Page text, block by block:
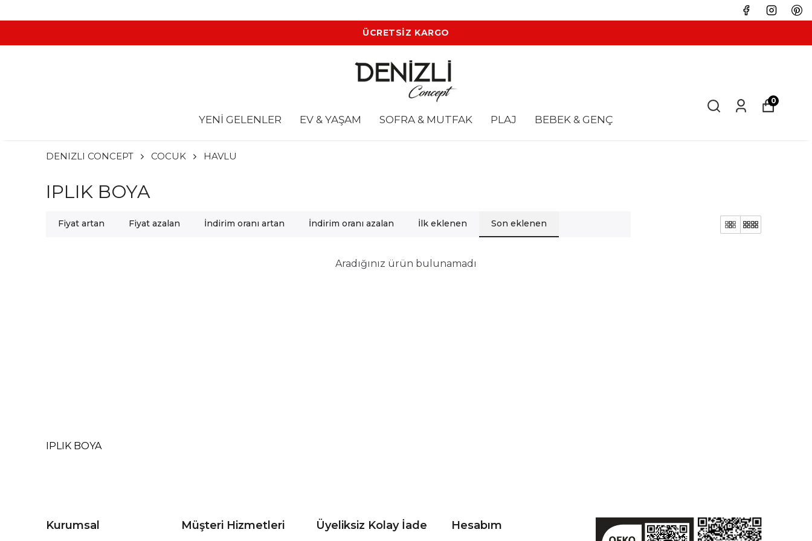
ÜCRETSİZ KARGO
YENİ GELENLER EV & YAŞAM SOFRA & MUTFAK PLAJ BEBEK & GENÇ
0
DENIZLI CONCEPT COCUK HAVLU
IPLIK BOYA
Fiyat artan Fiyat azalan İndirim oranı artan İndirim oranı azalan İlk eklenen Son eklenen
Aradığınız ürün bulunamadı
IPLIK BOYA
Kurumsal Müşteri Hizmetleri Üyeliksiz Kolay İade Hesabım